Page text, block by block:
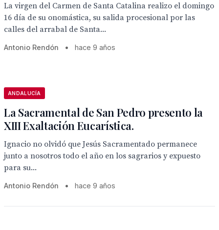
La virgen del Carmen de Santa Catalina realizo el domingo
16 día de su onomástica, su salida procesional por las
calles del arrabal de Santa...
Antonio Rendón • hace 9 años
ANDALUCÍA
La Sacramental de San Pedro presento la
XIII Exaltación Eucarística.
Ignacio no olvidó que Jesús Sacramentado permanece
junto a nosotros todo el año en los sagrarios y expuesto
para su...
Antonio Rendón • hace 9 años